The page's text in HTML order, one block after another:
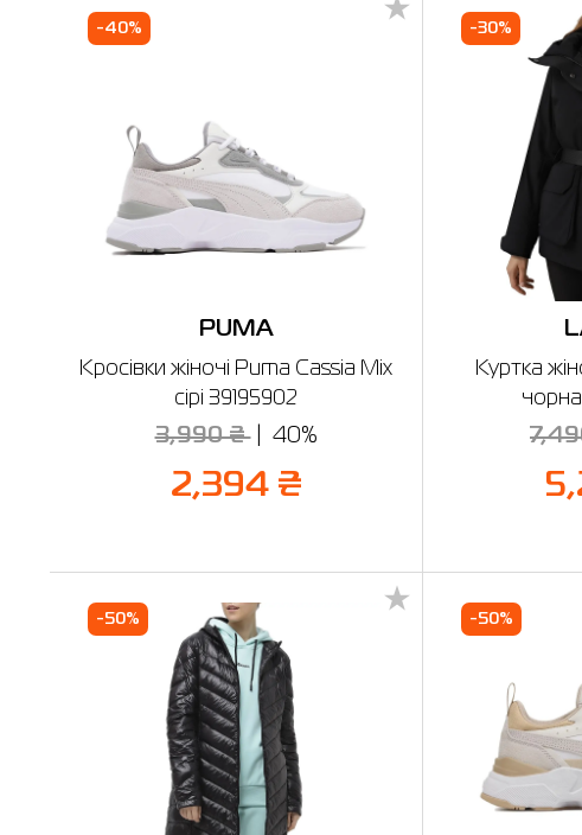
-40%
PUMA
Кросівки жіночі Puma Cassia Mix
сірі 39195902
3,990 ₴ 40%
2,394 ₴
-30%
Куртка
-50% -50%